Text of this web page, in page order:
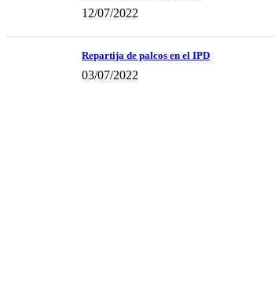
12/07/2022
Repartija de palcos en el IPD
03/07/2022